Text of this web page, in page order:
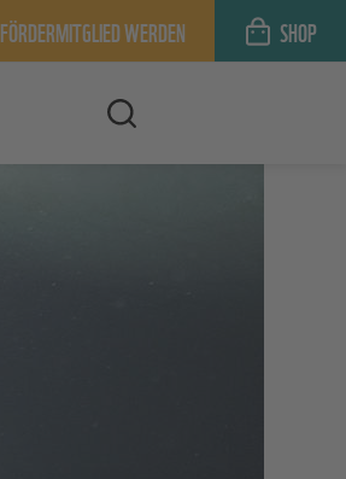
FÖRDERMITGLIED WERDEN SHOP